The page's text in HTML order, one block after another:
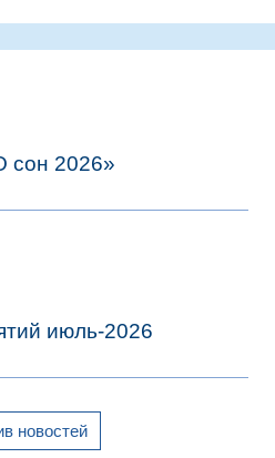
сон 2026»
июль-2026
новостей